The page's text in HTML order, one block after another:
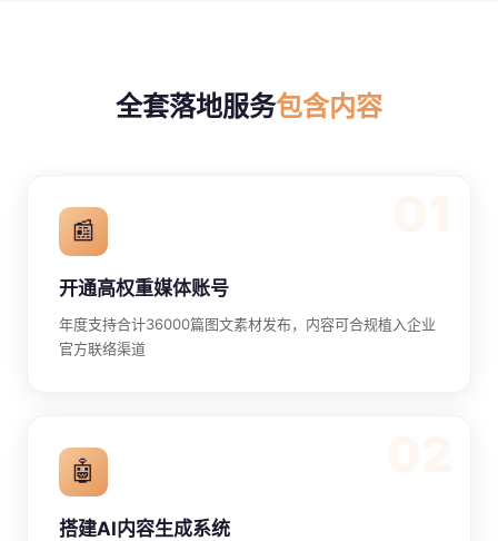
全套落地服务包含内容
📰
开通高权重媒体账号
年度支持合计36000篇图文素材发布，内容可合规植入企业
官方联络渠道
🤖
搭建AI内容生成系统